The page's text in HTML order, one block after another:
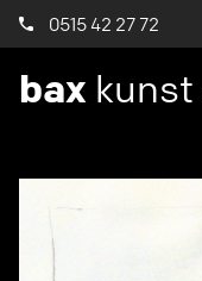
0515 42 27 72
bax kunst